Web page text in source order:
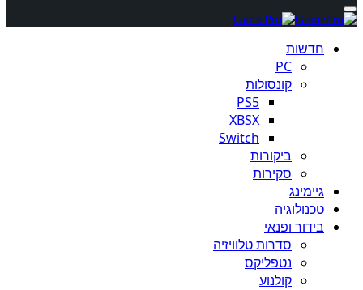
חדשות
PC
קונסולות
PS5
XBSX
Switch
ביקורות
סקירות
גיימינג
טכנולוגיה
בידור ופנאי
סדרות טלוויזיה
נטפליקס
קולנוע